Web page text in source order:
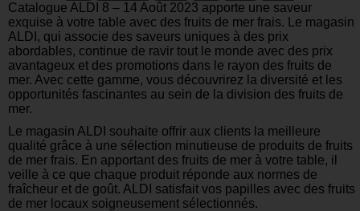
Catalogue ALDI 8 – 14 Août 2023 apporte une saveur
exquise à votre table avec des fruits de mer frais. Le magasin
ALDI, qui associe des saveurs uniques à des prix
abordables, continue de ravir tout le monde avec des prix
avantageux et des promotions dans le rayon des fruits de
mer. Avec cette gamme, vous découvrirez la diversité et les
opportunités fascinantes au sein de la division des fruits de
mer.
Le magasin ALDI souhaite offrir aux clients la meilleure
qualité grâce à une sélection minutieuse de produits de fruits
de mer frais. En apportant des fruits de mer à votre table, il
veille à ce que chaque produit réponde aux normes de
fraîcheur et de goût. ALDI satisfait vos papilles avec des fruits
de mer locaux soigneusement sélectionnés.